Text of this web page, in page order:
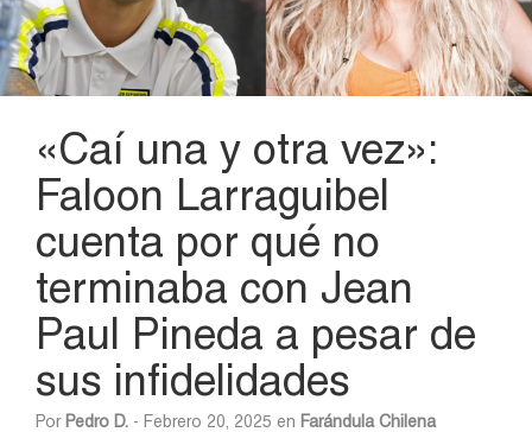
«Caí una y otra vez»:
Faloon Larraguibel
cuenta por qué no
terminaba con Jean
Paul Pineda a pesar de
sus infidelidades
Por Pedro D. - Febrero 20, 2025 en Farándula Chilena